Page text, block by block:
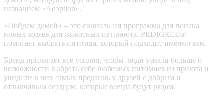
названием «Adoption».
«Пойдем домой» – это социальная программа для поиска
новых хозяев для животных из приюта. PEDIGREE®
помогает выбрать питомца, который подходит именно вам.
Бренд прилагает все усилия, чтобы люди узнали больше о
возможности выбрать себе любимых питомцев из приюта и
увидели в них самых преданных друзей с добрым и
отзывчивым сердцем, которые всегда будут рядом.